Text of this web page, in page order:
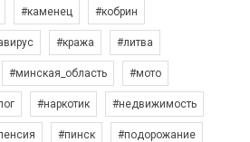
#каменец #кобрин
#кража #литва
#минская_область #мото
#наркотик #недвижимость
#пинск #подорожание